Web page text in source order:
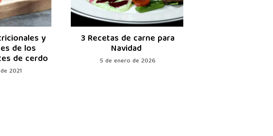
y
de los
de cerdo
2021
3 Recetas de carne para
Navidad
5 de enero de 2026